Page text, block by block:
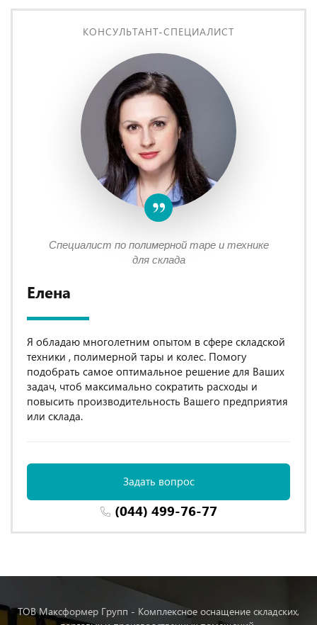
КОНСУЛЬТАНТ-СПЕЦИАЛИСТ
Специалист по полимерной таре и технике
для склада
Елена
Я обладаю многолетним опытом в сфере складской
техники , полимерной тары и колес. Помогу
подобрать самое оптимальное решение для Ваших
задач, чтоб максимально сократить расходы и
повысить производительность Вашего предприятия
или склада.
Задать вопрос
(044) 499-76-77
ТОВ Максформер Групп - Комплексное оснащение складских,